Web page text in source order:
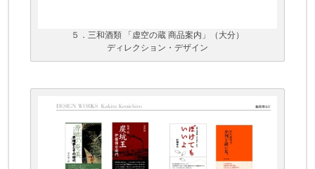
５．三和酒類 「虚空の蔵 商品案内」（大分）
ディレクション・デザイン